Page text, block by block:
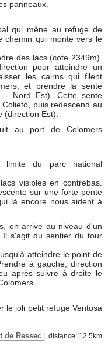
panneaux.
qui mène au refuge de
chemin qui monte vers le
des lacs (cote 2349m).
pour atteindre un
les cairns qui filent
et prendre la sente
- Nord Est). Cette sente
puis redescend au
Est).
au port de Colomers
du parc national
visibles en contrebas.
sur une forte pente
là encore nous aident à
on arrive au niveau d'un
Il s'agit du sentier du tour
atteindre le point de
à gauche, direction
après suivre à droite le
le joli petit refuge Ventosa
de Ressec
distance: 12.5km